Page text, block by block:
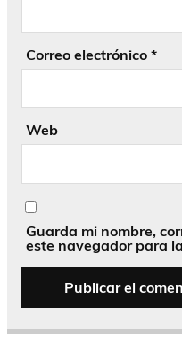
Correo electrónico *
Web
Guarda mi nombre,
este navegador para